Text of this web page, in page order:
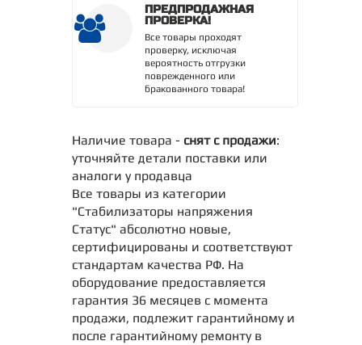
ПРЕДПРОДАЖНАЯ
ПРОВЕРКА!
Все товары проходят
проверку, исключая
вероятность отгрузки
поврежденного или
бракованного товара!
Наличие товара - снят с продажи:
уточняйте детали поставки или
аналоги у продавца
Все товары из категории
"Стабилизаторы напряжения
Статус" абсолютно новые,
сертифицированы и соответствуют
стандартам качества РФ. На
оборудование предоставляется
гарантия 36 месяцев с момента
продажи, подлежит гарантийному и
после гарантийному ремонту в